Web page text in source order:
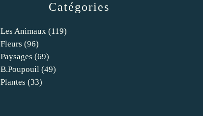
Catégories
Les Animaux (119)
Fleurs (96)
Paysages (69)
B.poupouil (49)
Plantes (33)